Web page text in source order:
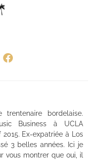
trentenaire bordelaise.
Business à UCLA
2015. Ex-expatriée à Los
3 belles années. Ici je
vous montrer que oui, il